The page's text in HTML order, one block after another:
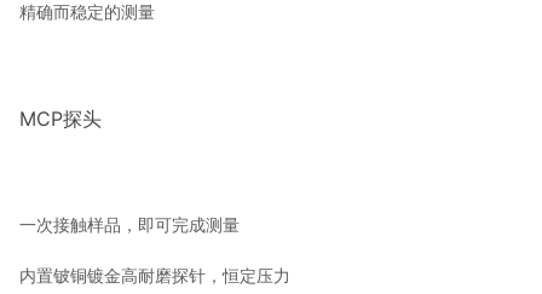
精确而稳定的测量
MCP探头
一次接触样品，即可完成测量
内置铍铜镀金高耐磨探针，恒定压力